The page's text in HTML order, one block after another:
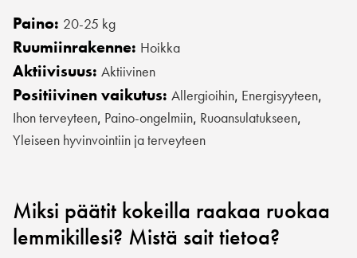
Paino: 20-25 kg
Ruumiinrakenne: Hoikka
Aktiivisuus: Aktiivinen
Positiivinen vaikutus: Allergioihin, Energisyyteen,
Ihon terveyteen, Paino-ongelmiin, Ruoansulatukseen,
Yleiseen hyvinvointiin ja terveyteen
Miksi päätit kokeilla raakaa ruokaa
lemmikillesi? Mistä sait tietoa?